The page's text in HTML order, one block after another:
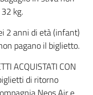
kg.
2 anni di età (infant)
pagano il biglietto.
ACQUISTATI CON
di ritorno